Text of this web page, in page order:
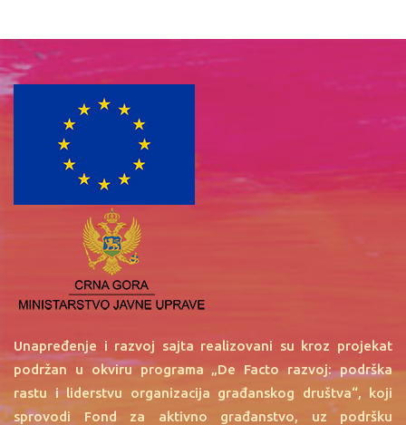
Unapređenje i razvoj sajta realizovani su kroz projekat
podržan u okviru programa „De Facto razvoj: podrška
rastu i liderstvu organizacija građanskog društva“, koji
sprovodi Fond za aktivno građanstvo, uz podršku